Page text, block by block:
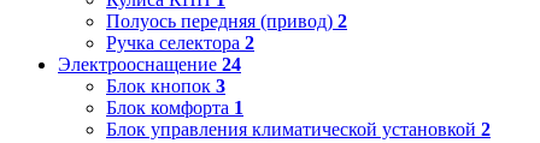
Полуось передняя (привод) 2
Ручка селектора 2
Электрооснащение 24
Блок кнопок 3
Блок комфорта 1
Блок управления климатической установкой 2